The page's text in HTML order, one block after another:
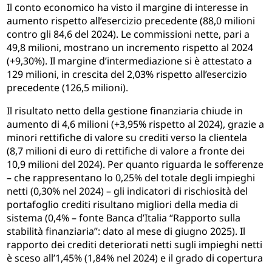
Il conto economico ha visto il margine di interesse in
aumento rispetto all’esercizio precedente (88,0 milioni
contro gli 84,6 del 2024). Le commissioni nette, pari a
49,8 milioni, mostrano un incremento rispetto al 2024
(+9,30%). Il margine d’intermediazione si è attestato a
129 milioni, in crescita del 2,03% rispetto all’esercizio
precedente (126,5 milioni).
Il risultato netto della gestione finanziaria chiude in
aumento di 4,6 milioni (+3,95% rispetto al 2024), grazie a
minori rettifiche di valore su crediti verso la clientela
(8,7 milioni di euro di rettifiche di valore a fronte dei
10,9 milioni del 2024). Per quanto riguarda le sofferenze
– che rappresentano lo 0,25% del totale degli impieghi
netti (0,30% nel 2024) – gli indicatori di rischiosità del
portafoglio crediti risultano migliori della media di
sistema (0,4% – fonte Banca d’Italia “Rapporto sulla
stabilità finanziaria”: dato al mese di giugno 2025). Il
rapporto dei crediti deteriorati netti sugli impieghi netti
è sceso all’1,45% (1,84% nel 2024) e il grado di copertura